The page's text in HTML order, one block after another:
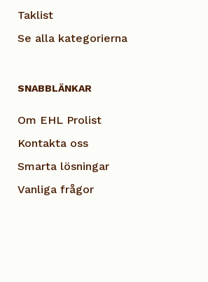
Taklist
Se alla kategorierna
SNABBLÄNKAR
Om EHL Prolist
Kontakta oss
Smarta lösningar
Vanliga frågor